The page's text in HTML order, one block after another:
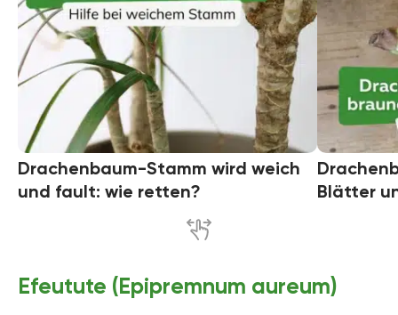
Drachenbaum-Stamm wird weich
und fault: wie retten?
Blätter
Efeutute (Epipremnum aureum)